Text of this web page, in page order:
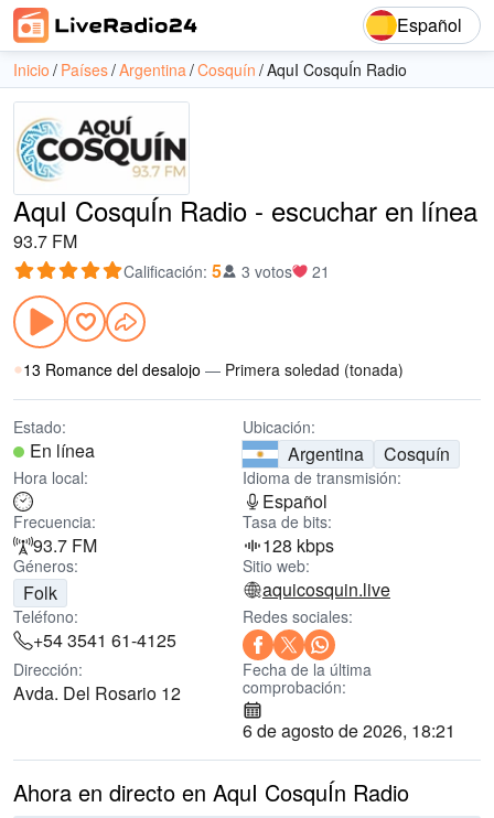
Español
Inicio Países Argentina Cosquín AquI CosquÍn Radio
AquI CosquÍn Radio - escuchar en línea
93.7 FM
Calificación: 5 3 votos 21
13 Romance del desalojo — Primera soledad (tonada)
Estado:
En línea
Ubicación:
Argentina Cosquín
Hora local: Idioma de transmisión:
Español
Frecuencia:
93.7 FM
Tasa de bits:
128 kbps
Géneros:
Folk
Sitio web:
aquicosquin.live
Teléfono:
+54 3541 61-4125
Redes sociales:
Dirección:
Avda. Del Rosario 12
Fecha de la última
comprobación:
6 de agosto de 2026, 18:21
Ahora en directo en AquI CosquÍn Radio